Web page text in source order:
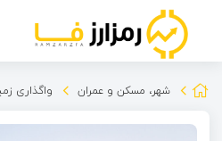
شهر، مسکن و عمران واگذاری